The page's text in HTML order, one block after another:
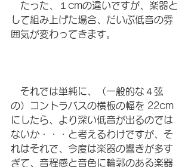
たった、１cmの違いですが、楽器と
して組み上げた場合、だいぶ低音の雰
囲気が変わってきます。
それでは単純に、（一般的な４弦
の）コントラバスの横板の幅を 22cm
にしたら、より深い低音が出るのでは
ないか・・・と考えるわけですが、そ
れはそれで、今度は楽器の響きが多す
ぎて、音程感と音色に輪郭のある楽器